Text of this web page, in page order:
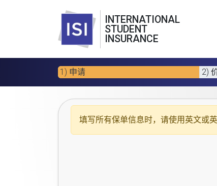
INTERNATIONAL
STUDENT
INSURANCE
1) 申请 2)
填写所有保单信息时，请使用 英文或